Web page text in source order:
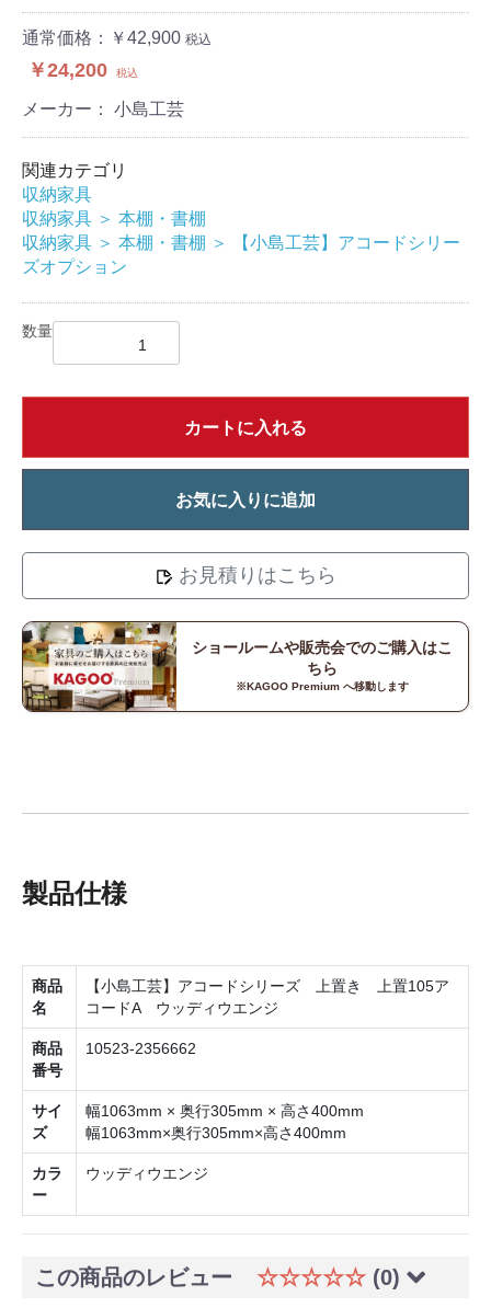
通常価格：￥42,900 税込
￥24,200 税込
メーカー： 小島工芸
関連カテゴリ
収納家具
収納家具 ＞ 本棚・書棚
収納家具 ＞ 本棚・書棚 ＞
【小島工芸】アコードシリー
ズオプション
数量
カートに入れる
お気に入りに追加
お見積りはこちら
ショールームや販売会でのご購入はこ
ちら
※KAGOO Premium へ移動します
製品仕様
商品
名
【小島工芸】アコードシリーズ 上置き 上置105ア
コードA ウッディウエンジ
商品
番号
10523-2356662
サイ
ズ
幅1063mm × 奥行305mm × 高さ400mm
幅1063mm×奥行305mm×高さ400mm
カラ
ー
ウッディウエンジ
この商品のレビュー ☆☆☆☆☆ (0)